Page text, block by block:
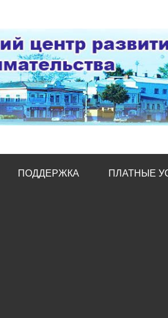
ПОДДЕРЖКА ПЛАТНЫЕ